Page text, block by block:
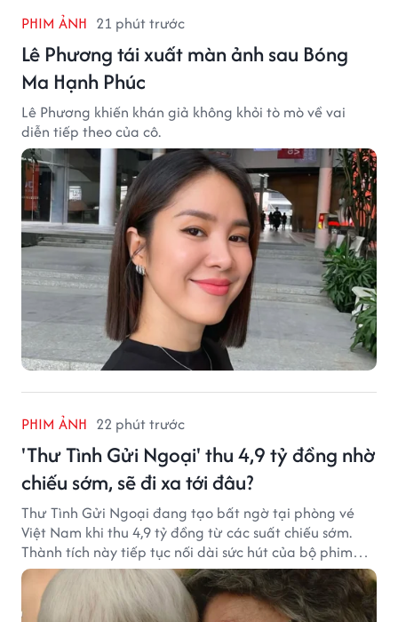
PHIM ẢNH 21 phút trước
Lê Phương tái xuất màn ảnh sau Bóng
Ma Hạnh Phúc
Lê Phương khiến khán giả không khỏi tò mò về vai
diễn tiếp theo của cô.
PHIM ẢNH 22 phút trước
'Thư Tình Gửi Ngoại' thu 4,9 tỷ đồng nhờ
chiếu sớm, sẽ đi xa tới đâu?
Thư Tình Gửi Ngoại đang tạo bất ngờ tại phòng vé
Việt Nam khi thu 4,9 tỷ đồng từ các suất chiếu sớm.
Thành tích này tiếp tục nối dài sức hút của bộ phim
từng gây sốt với doanh thu hơn 7.300 tỷ đồng ở nước
ngoài.